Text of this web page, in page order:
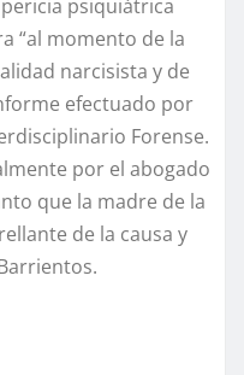
psiquiátrica
“al momento de la
narcisista y de
efectuado por
Forense.
por el abogado
que la madre de la
de la causa y